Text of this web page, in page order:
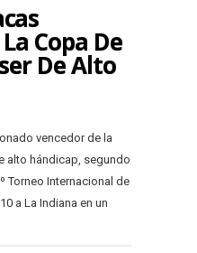
Copa De
De Alto
vencedor de la
alto hándicap, segundo
Torneo Internacional de
a La Indiana en un